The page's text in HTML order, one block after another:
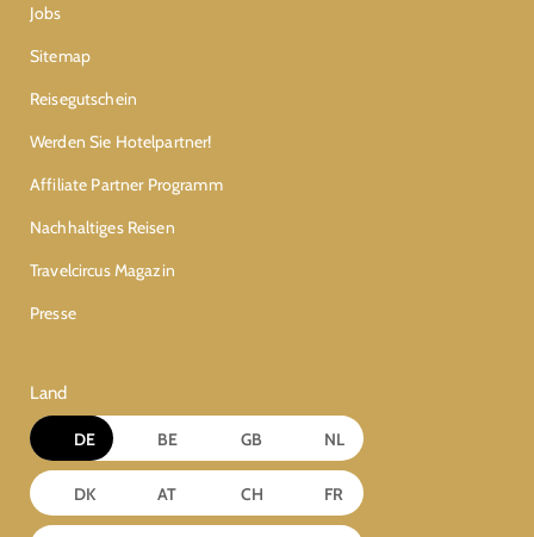
Jobs
Sitemap
Reisegutschein
Werden Sie Hotelpartner!
Affiliate Partner Programm
Nachhaltiges Reisen
Travelcircus Magazin
Presse
Land
DE BE GB NL
DK AT CH FR